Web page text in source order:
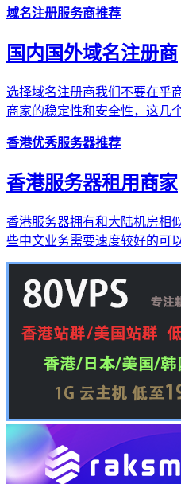
域名注册服务商推荐
国内国外域名注册商
选择域名注册商我们不要在乎
商家的稳定性和安全性，这几
香港优秀服务器推荐
香港服务器租用商家
香港服务器拥有和大陆机房相
些中文业务需要速度较好的可